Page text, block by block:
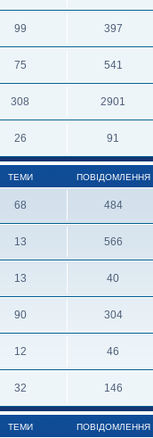
99 397
75 541
308 2901
26 91
ТЕМИ ПОВІДОМЛЕННЯ
68 484
13 566
13 40
90 304
12 46
32 146
ТЕМИ ПОВІДОМЛЕННЯ